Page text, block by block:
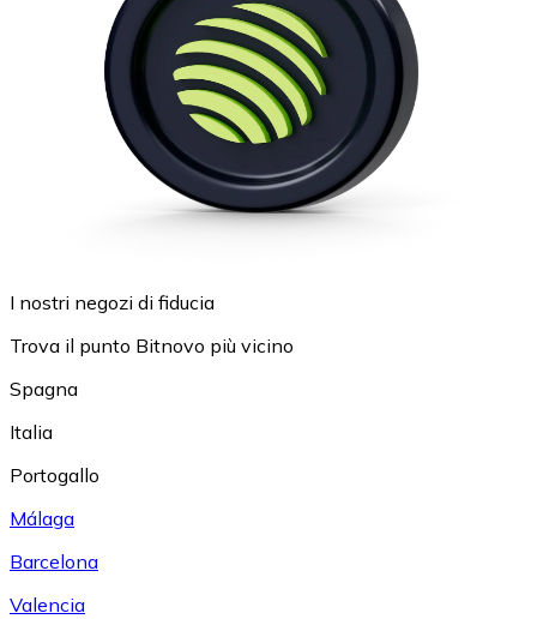
I nostri negozi di fiducia
Trova il punto Bitnovo più vicino
Spagna
Italia
Portogallo
Málaga
Barcelona
Valencia